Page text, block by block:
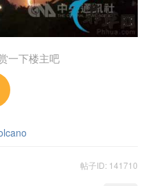
一下楼主吧
帖子ID: 141710